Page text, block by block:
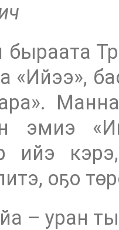
«Ийээ»,
эмиэ
ийэ
оҕо
– уран